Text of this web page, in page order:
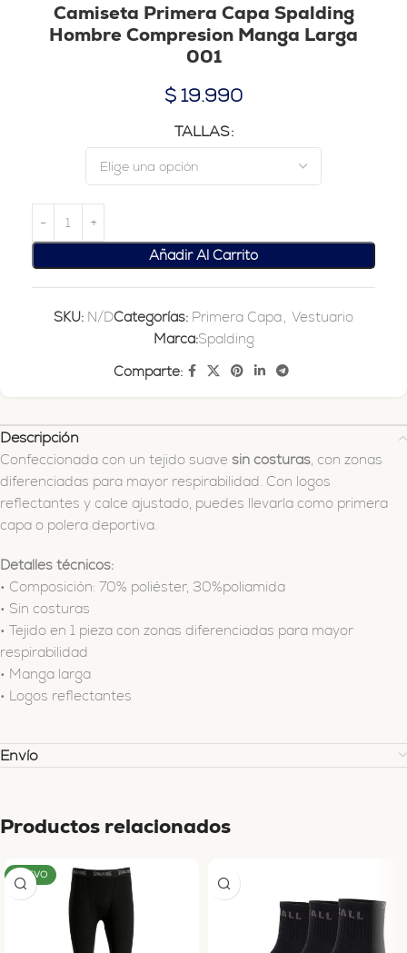
Camiseta Primera Capa Spalding
Hombre Compresion Manga Larga
001
$ 19.990
TALLAS
Añadir Al Carrito
SKU: N/DCategorías: Primera Capa, Vestuario
Marca:Spalding
Comparte:
Descripción
Confeccionada con un tejido suave sin costuras, con zonas
diferenciadas para mayor respirabilidad. Con logos
reflectantes y calce ajustado, puedes llevarla como primera
capa o polera deportiva.
Detalles técnicos:
• Composición: 70% poliéster, 30%poliamida
• Sin costuras
• Tejido en 1 pieza con zonas diferenciadas para mayor
respirabilidad
• Manga larga
• Logos reflectantes
Envío
Productos relacionados
NUEVO